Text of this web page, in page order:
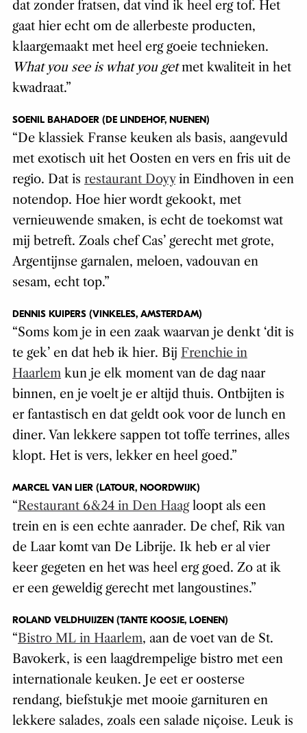
dat zonder fratsen, dat vind ik heel erg tof. Het
gaat hier echt om de allerbeste producten,
klaargemaakt met heel erg goeie technieken.
What you see is what you getmet kwaliteit in het
kwadraat.”
SOENIL BAHADOER (DE LINDEHOF, NUENEN)
“De klassiek Franse keuken als basis, aangevuld
met exotisch uit het Oosten en vers en fris uit de
regio. Dat is restaurant Doyyin Eindhoven in een
notendop. Hoe hier wordt gekookt, met
vernieuwende smaken, is echt de toekomst wat
mij betreft. Zoals chef Cas’ gerecht met grote,
Argentijnse garnalen, meloen, vadouvan en
sesam, echt top.”
DENNIS KUIPERS (VINKELES, AMSTERDAM)
“Soms kom je in een zaak waarvan je denkt ‘dit is
te gek’ en dat heb ik hier. Bij Frenchie in
Haarlemkun je elk moment van de dag naar
binnen, en je voelt je er altijd thuis. Ontbijten is
er fantastisch en dat geldt ook voor de lunch en
diner. Van lekkere sappen tot toffe terrines, alles
klopt. Het is vers, lekker en heel goed.”
MARCEL VAN LIER (LATOUR, NOORDWIJK)
“Restaurant 6&24 in Den Haagloopt als een
trein en is een echte aanrader. De chef, Rik van
de Laar komt van De Librije. Ik heb er al vier
keer gegeten en het was heel erg goed. Zo at ik
er een geweldig gerecht met langoustines.”
ROLAND VELDHUIJZEN (TANTE KOOSJE, LOENEN)
“Bistro ML in Haarlem, aan de voet van de St.
Bavokerk, is een laagdrempelige bistro met een
internationale keuken. Je eet er oosterse
rendang, biefstukje met mooie garnituren en
lekkere salades, zoals een salade niçoise. Leuk is